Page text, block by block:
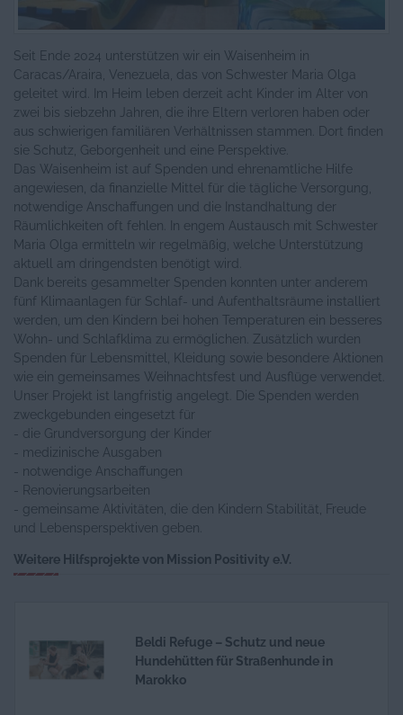
Seit Ende 2024 unterstützen wir ein Waisenheim in
Caracas/Araira, Venezuela, das von Schwester Maria Olga
geleitet wird. Im Heim leben derzeit acht Kinder im Alter von
zwei bis siebzehn Jahren, die ihre Eltern verloren haben oder
aus schwierigen familiären Verhältnissen stammen. Dort finden
sie Schutz, Geborgenheit und eine Perspektive.
Das Waisenheim ist auf Spenden und ehrenamtliche Hilfe
angewiesen, da finanzielle Mittel für die tägliche Versorgung,
notwendige Anschaffungen und die Instandhaltung der
Räumlichkeiten oft fehlen. In engem Austausch mit Schwester
Maria Olga ermitteln wir regelmäßig, welche Unterstützung
aktuell am dringendsten benötigt wird.
Dank bereits gesammelter Spenden konnten unter anderem
fünf Klimaanlagen für Schlaf- und Aufenthaltsräume installiert
werden, um den Kindern bei hohen Temperaturen ein besseres
Wohn- und Schlafklima zu ermöglichen. Zusätzlich wurden
Spenden für Lebensmittel, Kleidung sowie besondere Aktionen
wie ein gemeinsames Weihnachtsfest und Ausflüge verwendet.
Unser Projekt ist langfristig angelegt. Die Spenden werden
zweckgebunden eingesetzt für
- die Grundversorgung der Kinder
- medizinische Ausgaben
- notwendige Anschaffungen
- Renovierungsarbeiten
- gemeinsame Aktivitäten, die den Kindern Stabilität, Freude
und Lebensperspektiven geben.
Weitere Hilfsprojekte von Mission Positivity e.V.
Beldi Refuge – Schutz und neue
Hundehütten für Straßenhunde in
Marokko